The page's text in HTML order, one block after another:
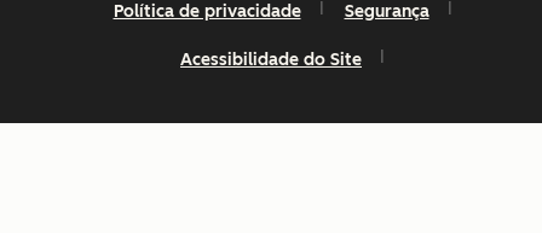
Política de privacidade Segurança
Acessibilidade do Site